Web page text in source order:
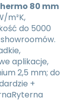
80 mm
m²K,
do 5000
aplikacje,
2,5 mm; do
+
Ryterna